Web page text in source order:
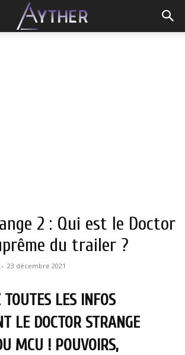
2 : Qui est le Doctor
du trailer ?
- 23 décembre 2021
TOUTES LES INFOS
LE DOCTOR STRANGE
MCU ! POUVOIRS,